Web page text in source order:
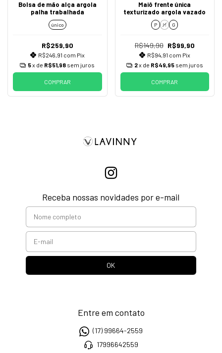
Bolsa de mão alça argola
palha trabalhada
único
R$259,90
R$246,91 com Pix
5x de R$51,98 sem juros
COMPRAR
Maiô frente única
texturizado argola vazado
P M G
R$149,90 R$99,90
R$94,91 com Pix
2x de R$49,95 sem juros
COMPRAR
Receba nossas novidades por e-mail
Entre em contato
(17) 99664-2559
17996642559